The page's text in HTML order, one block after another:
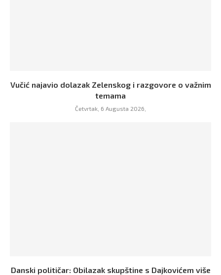
Vučić najavio dolazak Zelenskog i razgovore o važnim
temama
Četvrtak, 6 Augusta 2026,
Danski političar: Obilazak skupštine s Dajkovićem više